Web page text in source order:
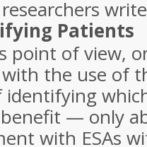
Patients
point of view,
the use of
identifying
— only
with ESAs